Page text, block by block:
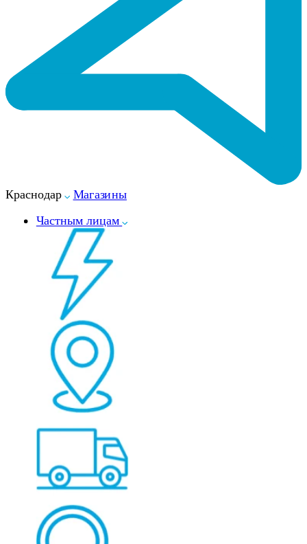
Краснодар
Магазины
Частным лицам